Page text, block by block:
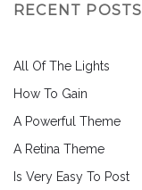
RECENT POSTS
All Of The Lights
How To Gain
A Powerful Theme
A Retina Theme
Is Very Easy To Post